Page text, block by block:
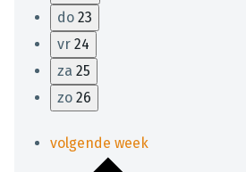
do 23
vr 24
za 25
zo 26
volgende week